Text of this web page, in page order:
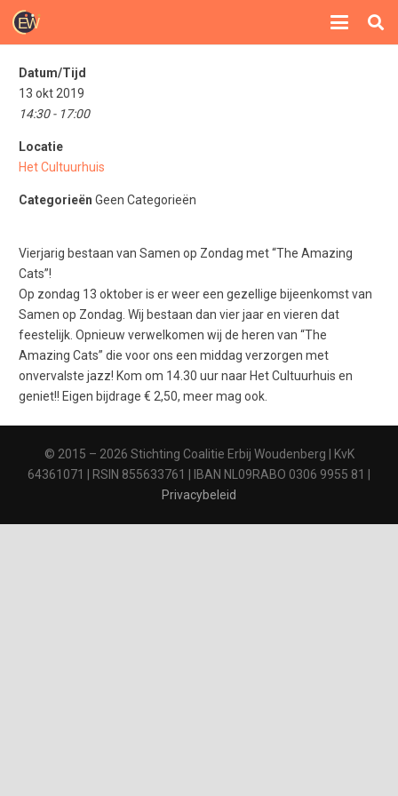
Datum/Tijd
13 okt 2019
14:30 - 17:00
Locatie
Het Cultuurhuis
Categorieën Geen Categorieën
Vierjarig bestaan van Samen op Zondag met “The Amazing
Cats”!
Op zondag 13 oktober is er weer een gezellige bijeenkomst van
Samen op Zondag. Wij bestaan dan vier jaar en vieren dat
feestelijk. Opnieuw verwelkomen wij de heren van “The
Amazing Cats” die voor ons een middag verzorgen met
onvervalste jazz! Kom om 14.30 uur naar Het Cultuurhuis en
geniet!! Eigen bijdrage € 2,50, meer mag ook.
© 2015 – 2026 Stichting Coalitie Erbij Woudenberg | KvK
64361071 | RSIN 855633761 | IBAN NL09RABO 0306 9955 81 |
Privacybeleid